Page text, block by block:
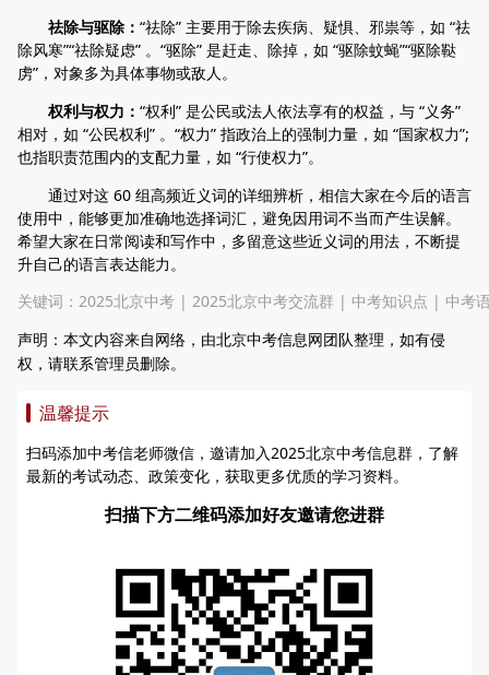
祛除与驱除： “祛除” 主要用于除去疾病、疑惧、邪祟等，如 “祛
除风寒”“祛除疑虑” 。“驱除” 是赶走、除掉，如 “驱除蚊蝇”“驱除鞑
虏”，对象多为具体事物或敌人。
权利与权力： “权利” 是公民或法人依法享有的权益，与 “义务”
相对，如 “公民权利” 。“权力” 指政治上的强制力量，如 “国家权力”;
也指职责范围内的支配力量，如 “行使权力”。
通过对这 60 组高频近义词的详细辨析，相信大家在今后的语言
使用中，能够更加准确地选择词汇，避免因用词不当而产生误解。
希望大家在日常阅读和写作中，多留意这些近义词的用法，不断提
升自己的语言表达能力。
关键词： 2025北京中考 | 2025北京中考交流群 | 中考知识点 | 中考
声明：本文内容来自网络，由北京中考信息网团队整理，如有侵
权，请联系管理员删除。
温馨提示
扫码添加中考信老师微信，邀请加入2025北京中考信息群，了解
最新的考试动态、政策变化，获取更多优质的学习资料。
扫描下方二维码添加好友邀请您进群